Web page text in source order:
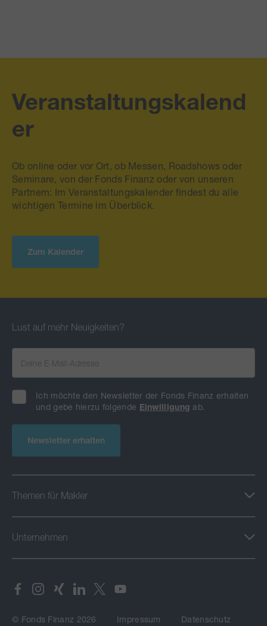
Veranstaltungskalend
er
Ob online oder vor Ort, ob Messen, Roadshows oder
Seminare, von der Fonds Finanz oder von unseren
Partnern: Im Veranstaltungskalender findest du alle
wichtigen Termine im Überblick.
Zum Kalender
Themen für Makler
Unternehmen
Lust auf mehr Neuigkeiten?
Ich möchte den Newsletter der Fonds Finanz erhalten
und gebe hierzu folgende Einwilligung ab.
Newsletter erhalten
© Fonds Finanz 2026 Impressum Datenschutz